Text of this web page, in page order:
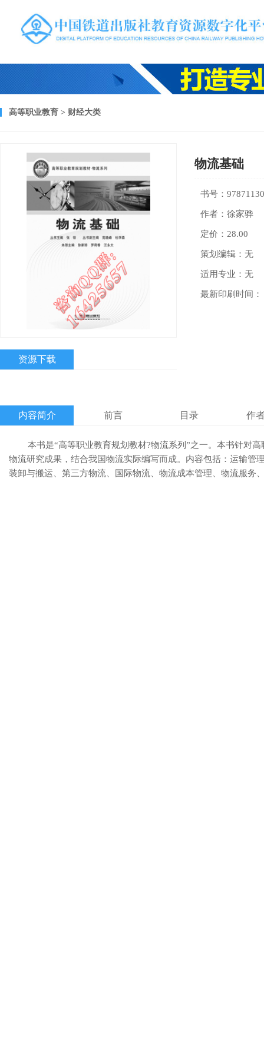
高等职业教育 > 财经大类
物流基础
书号：
作者：徐家骅
定价：28.00
策划编辑：无
适用专业：无
最新印刷时间：
资源下载
内容简介 前言 目录 作
本书是“高等职业教育规划教材?物流系列”之一。本书针对高
物流研究成果，结合我国物流实际编写而成。内容包括：运输管
装卸与搬运、第三方物流、国际物流、物流成本管理、物流服务